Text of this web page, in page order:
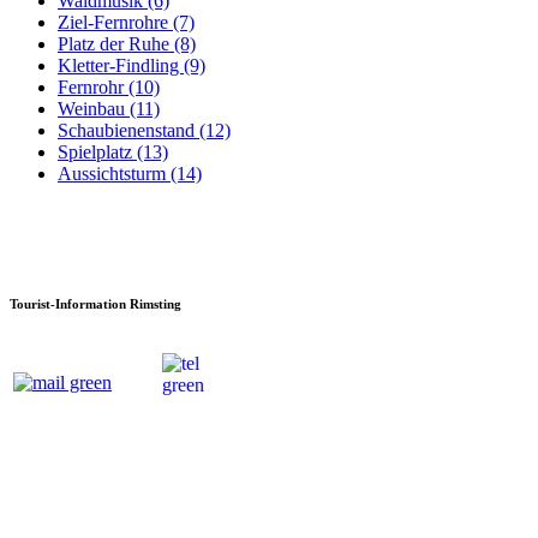
Ziel-Fernrohre (7)
Platz der Ruhe (8)
Kletter-Findling (9)
Fernrohr (10)
Weinbau (11)
Schaubienenstand (12)
Spielplatz (13)
Aussichtsturm (14)
Tourist-Information Rimsting